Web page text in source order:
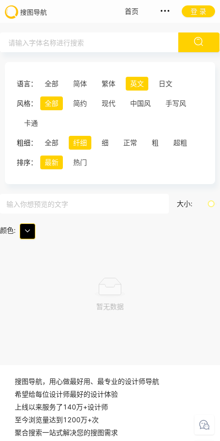
首页 登 录
语言： 全部 简体 繁体 英文 日文
风格： 全部 简约 现代 中国风 手写风
卡通
粗细： 全部 纤细 细 正常 粗 超粗
排序： 最新 热门
大小:
颜色:
暂无数据
搜图导航，用心做最好用、最专业的设计师导航
希望给每位设计师最好的设计体验
上线以来服务了140万+设计师
至今浏览量达到1200万+次
聚合搜索一站式解决您的搜图需求